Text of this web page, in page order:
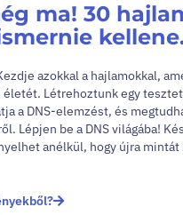
ma! 30
azokkal a hajlamokkal,
Létrehoztunk egy
a DNS-elemzést, és
Lépjen be a DNS világába!
anélkül, hogy újra mintát